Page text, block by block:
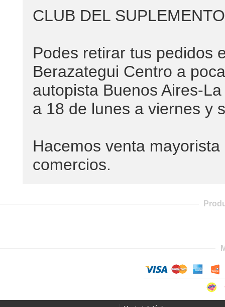
CLUB DEL SUPLEMENTO
Podes retirar tus pedidos
Berazategui Centro a
autopista Buenos Aires-
a 18 de lunes a viernes y
Hacemos venta
comercios.